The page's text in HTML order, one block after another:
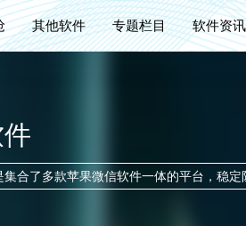
其他软件 专题栏目 软件资讯
合了多款苹果微信软件一体的平台，稳定